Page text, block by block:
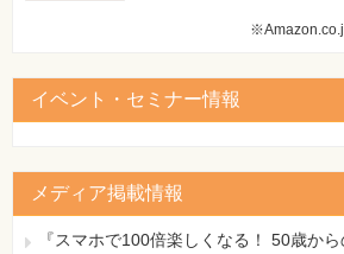
イベント・セミナー情報
メディア掲載情報
『スマホで100倍楽しくなる！ 50歳か